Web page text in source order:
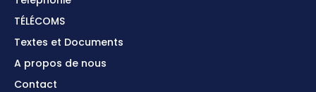
TÉLÉCOMS
Textes et Documents
A propos de nous
Contact